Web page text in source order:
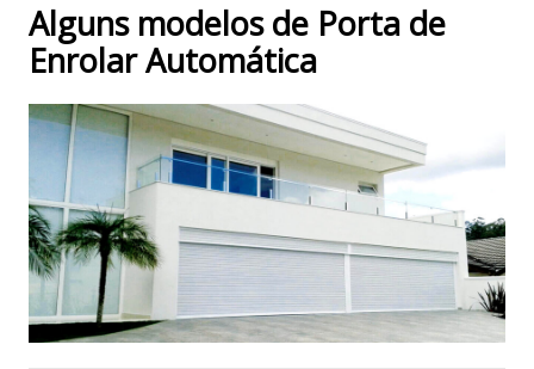
Alguns modelos de Porta de
Enrolar Automática